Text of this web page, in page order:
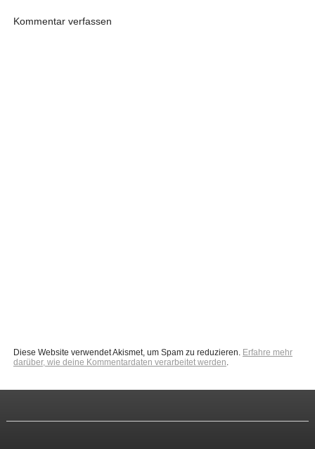
Kommentar verfassen
Diese Website verwendet Akismet, um Spam zu reduzieren. Erfahre mehr
darüber, wie deine Kommentardaten verarbeitet werden.